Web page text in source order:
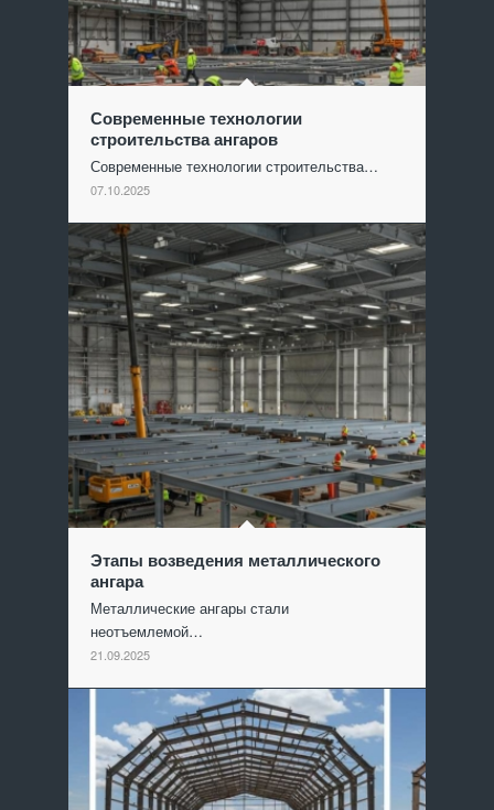
Современные технологии
строительства ангаров
Современные технологии строительства…
07.10.2025
Этапы возведения металлического
ангара
Металлические ангары стали
неотъемлемой…
21.09.2025